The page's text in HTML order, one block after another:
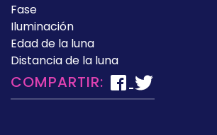
Fase
Iluminación
Edad de la luna
Distancia de la luna
COMPARTIR: